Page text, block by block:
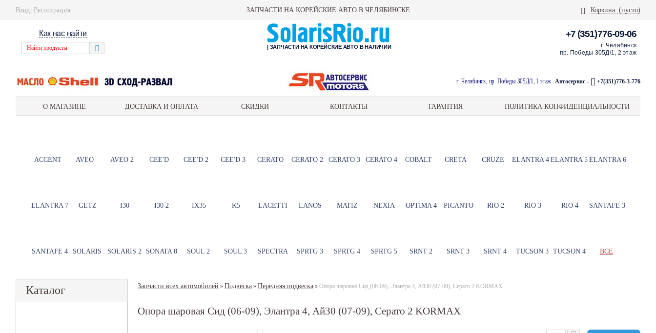
Вход Регистрация ЗАПЧАСТИ НА КОРЕЙСКИЕ АВТО В ЧЕЛЯБИНСКЕ Корзина: (пусто)
Как нас найти +7 (351)776-09-06
г. Челябинск
пр. Победы 305Д/1, 2 этаж
| ЗАПЧАСТИ НА КОРЕЙСКИЕ АВТО В НАЛИЧИИ
г. Челябинск, пр. Победы 305Д/1, 1 этаж Автосервис - +7(351)776-3-776
О МАГАЗИНЕ ДОСТАВКА И ОПЛАТА СКИДКИ КОНТАКТЫ ГАРАНТИЯ ПОЛИТИКА КОНФИДЕНЦИАЛЬНОСТИ
ACCENT AVEO AVEO 2 CEE'D CEE'D 2 CEE'D 3 CERATO CERATO 2 CERATO 3 CERATO 4 COBALT CRETA CRUZE ELANTRA 4ELANTRA 5ELANTRA 6
ELANTRA 7 GETZ I30 I30 2 IX35 K5 LACETTI LANOS MATIZ NEXIA OPTIMA 4 PICANTO RIO 2 RIO 3 RIO 4 SANTAFE 3
SANTAFE 4 SOLARIS SOLARIS 2 SONATA 8 SOUL 2 SOUL 3 SPECTRA SPRTG 3 SPRTG 4 SPRTG 5 SRNT 2 SRNT 3 SRNT 4 TUCSON 3 TUCSON 4 ВСЕ
Каталог Запчасти всех автомобилей » Подвеска » Передняя подвеска » Опора шаровая Сид (06-09), Элантра 4, Ай30 (07-09), Серато 2 KORMAX
Опора шаровая Сид (06-09), Элантра 4, Ай30 (07-09), Серато 2 KORMAX